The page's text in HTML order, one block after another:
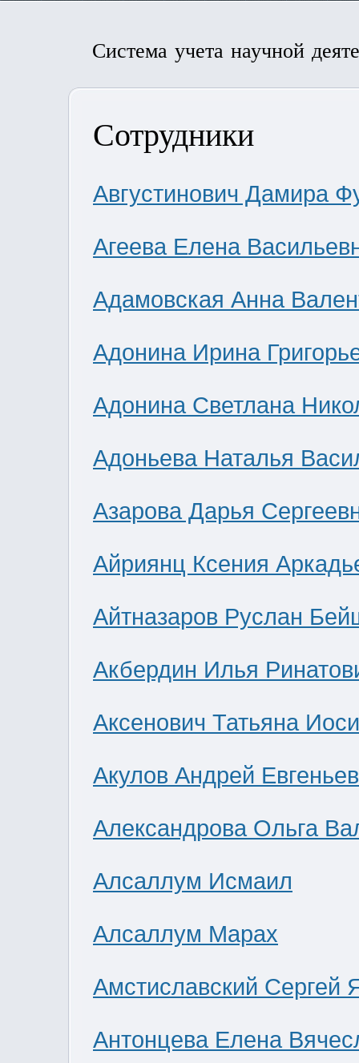
Система учета научной
Сотрудники
Августинович Дамира
Агеева Елена
Адамовская Анна
Адонина Ирина
Адонина Светлана
Адоньева Наталья
Азарова Дарья
Айриянц Ксения
Айтназаров Руслан
Акбердин Илья
Аксенович Татьяна
Акулов Андрей
Александрова Ольга
Алсаллум Исмаил
Алсаллум Марах
Амстиславский Сергей
Антонцева Елена